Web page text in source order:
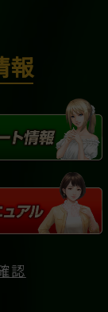
報
認